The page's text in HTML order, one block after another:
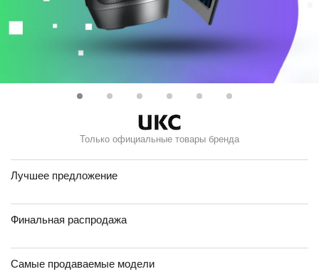
Только официальные товары бренда
Лучшее предложение
Финальная распродажа
Самые продаваемые модели